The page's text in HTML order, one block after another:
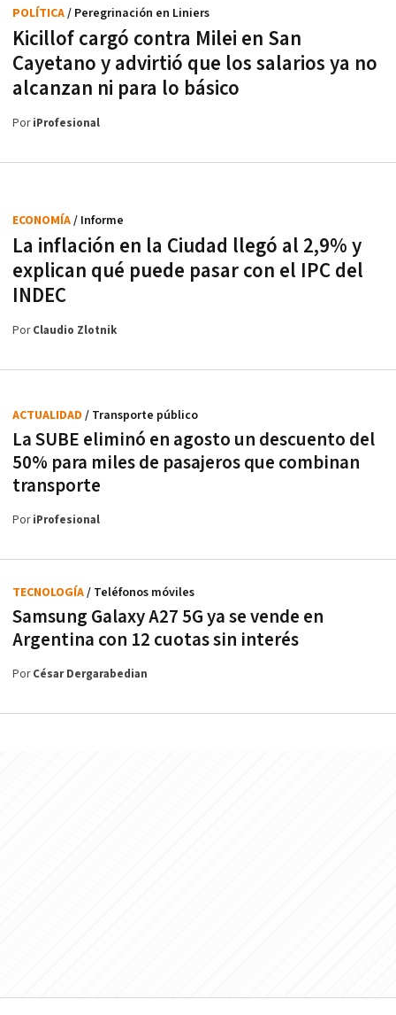
Kicillof cargó contra Milei en San
Cayetano y advirtió que los salarios ya no
alcanzan ni para lo básico
POLÍTICA/ Peregrinación en Liniers
PoriProfesional
La inflación en la Ciudad llegó al 2,9% y
explican qué puede pasar con el IPC del
INDEC
ECONOMÍA/ Informe
PorClaudio Zlotnik
La SUBE eliminó en agosto un descuento del
50% para miles de pasajeros que combinan
transporte
ACTUALIDAD / Transporte público
PoriProfesional
Samsung Galaxy A27 5G ya se vende en
Argentina con 12 cuotas sin interés
TECNOLOGÍA/ Teléfonos móviles
PorCésar Dergarabedian